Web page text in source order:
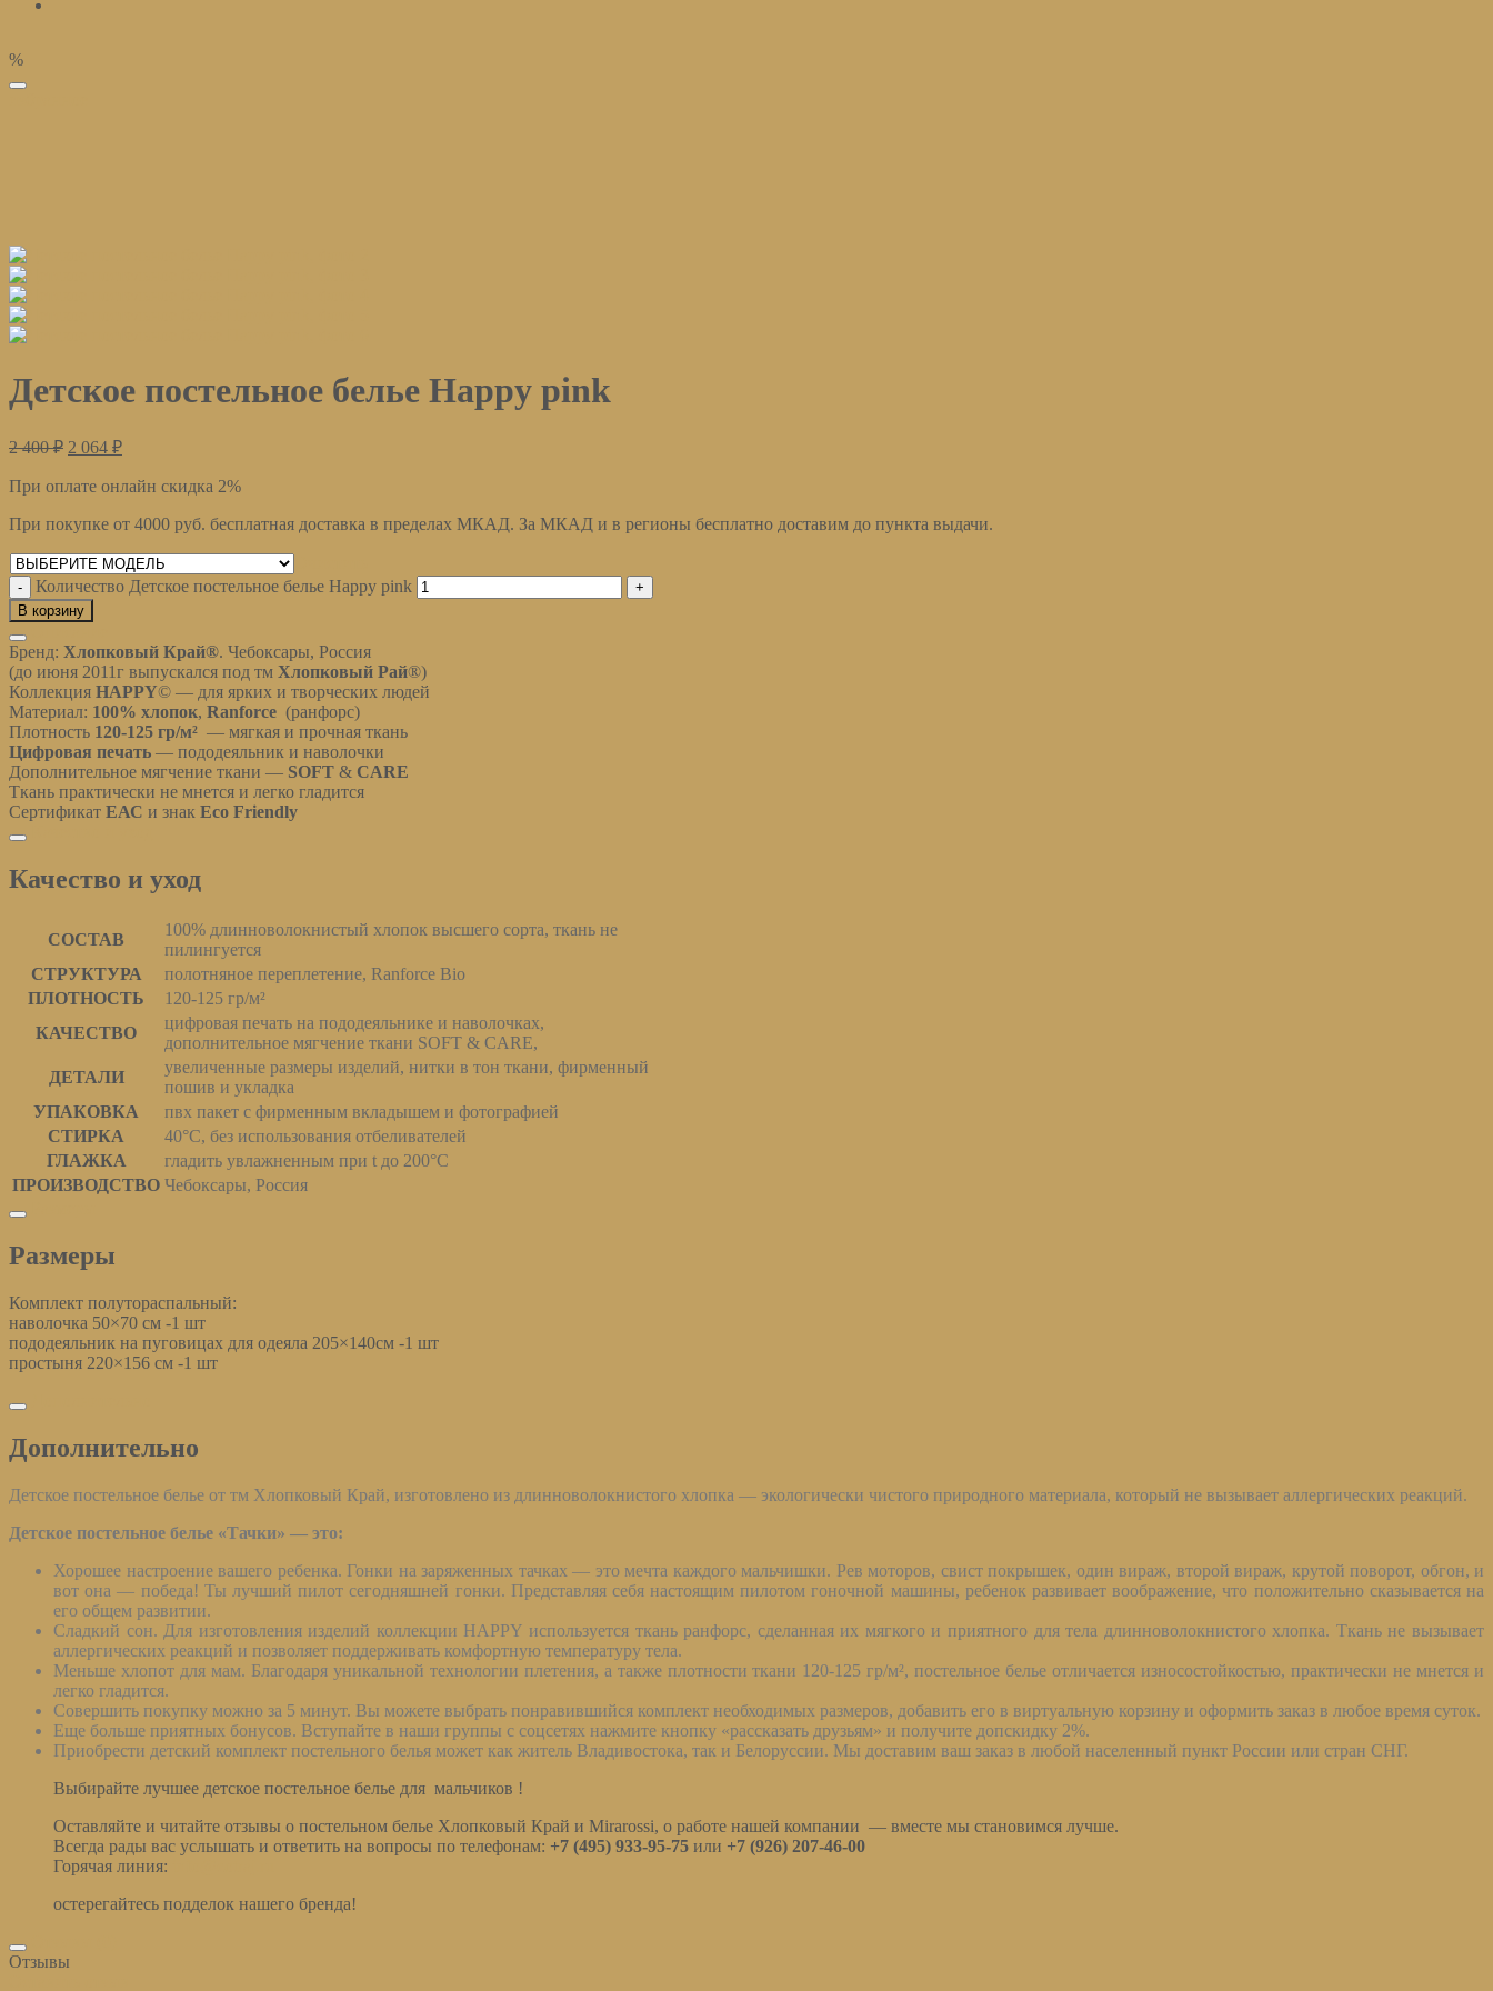
%
Детское постельное белье Happy pink
2 400₽ 2 064 ₽
При оплате онлайн скидка 2%
При покупке от 4000 руб. бесплатная доставка в пределах МКАД. За МКАД и в регионы бесплатно доставим до пункта выдачи.
Количество Детское постельное белье Happy pink
В корзину
Бренд: Хлопковый Край®. Чебоксары, Россия
(до июня 2011г выпускался под тм Хлопковый Рай®)
Коллекция HAPPY© — для ярких и творческих людей
Материал: 100% хлопок, Ranforce (ранфорс)
Плотность 120-125 гр/м² — мягкая и прочная ткань
Цифровая печать — пододеяльник и наволочки
Дополнительное мягчение ткани — SOFT & CARE
Ткань практически не мнется и легко гладится
Сертификат ЕАС и знак Eco Friendly
Качество и уход
СОСТАВ
100% длинноволокнистый хлопок высшего сорта, ткань не
пилингуется
СТРУКТУРА
полотняное переплетение, Ranforce Bio
ПЛОТНОСТЬ
120-125 гр/м²
КАЧЕСТВО
цифровая печать на пододеяльнике и наволочках,
дополнительное мягчение ткани SOFT & CARE,
ДЕТАЛИ
увеличенные размеры изделий, нитки в тон ткани, фирменный
пошив и укладка
УПАКОВКА
пвх пакет с фирменным вкладышем и фотографией
СТИРКА
40°С, без использования отбеливателей
ГЛАЖКА
гладить увлажненным при t до 200°С
ПРОИЗВОДСТВО Чебоксары, Россия
Размеры
Комплект полутораспальный:
наволочка 50×70 см -1 шт
пододеяльник на пуговицах для одеяла 205×140см -1 шт
простыня 220×156 см -1 шт
Дополнительно
Детское постельное белье от тм Хлопковый Край, изготовлено из длинноволокнистого хлопка — экологически чистого природного материала, который не вызывает аллергических реакций.
Детское постельное белье «Тачки» — это:
Хорошее настроение вашего ребенка. Гонки на заряженных тачках — это мечта каждого мальчишки. Рев моторов, свист покрышек, один вираж, второй вираж, крутой поворот, обгон, и
вот она — победа! Ты лучший пилот сегодняшней гонки. Представляя себя настоящим пилотом гоночной машины, ребенок развивает воображение, что положительно сказывается на
его общем развитии.
Сладкий сон. Для изготовления изделий коллекции HAPPY используется ткань ранфорс, сделанная их мягкого и приятного для тела длинноволокнистого хлопка. Ткань не вызывает
аллергических реакций и позволяет поддерживать комфортную температуру тела.
Меньше хлопот для мам. Благодаря уникальной технологии плетения, а также плотности ткани 120-125 гр/м², постельное белье отличается износостойкостью, практически не мнется и
легко гладится.
Совершить покупку можно за 5 минут. Вы можете выбрать понравившийся комплект необходимых размеров, добавить его в виртуальную корзину и оформить заказ в любое время суток.
Еще больше приятных бонусов. Вступайте в наши группы с соцсетях нажмите кнопку «рассказать друзьям» и получите допскидку 2%.
Приобрести детский комплект постельного белья может как житель Владивостока, так и Белоруссии. Мы доставим ваш заказ в любой населенный пункт России или стран СНГ.
Выбирайте лучшее детское постельное белье для мальчиков !
Оставляйте и читайте отзывы о постельном белье Хлопковый Край и Mirarossi, о работе нашей компании — вместе мы становимся лучше.
Всегда рады вас услышать и ответить на вопросы по телефонам: +7 (495) 933-95-75 или +7 (926) 207-46-00
Горячая линия:
остерегайтесь подделок нашего бренда!
Отзывы